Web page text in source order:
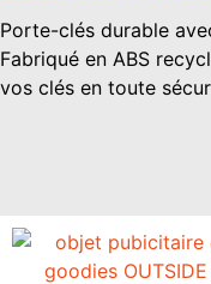
Porte-clés durable
Fabriqué en ABS
vos clés en toute